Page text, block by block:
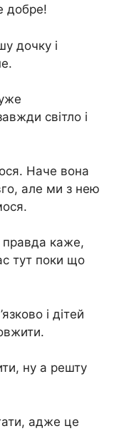
добре!
дочку і
світло і
Наче вона
але ми з нею
правда каже,
тут поки що
і дітей
ну а решту
адже це